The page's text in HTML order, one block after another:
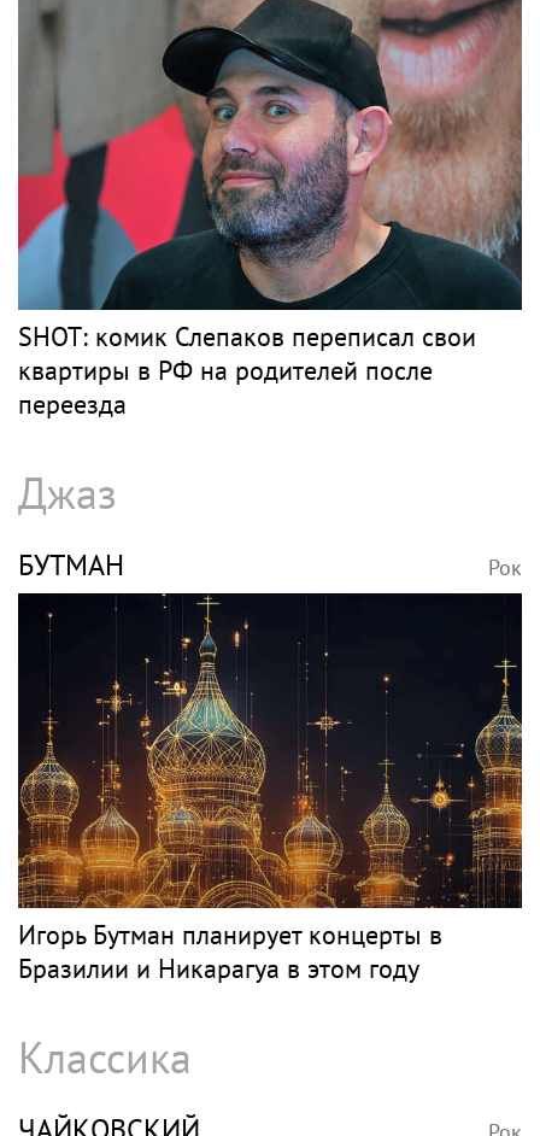
Рэпер Моргенштерн исполнил на концерте
песню Мии Бойки "Базовый минимум"
Барды
РОЗЕНБАУМ Рок
Певец Александр Розенбаум назвал
Любовь Орлову настоящей звездой
СЛЕПАКОВ Рок
SHOT: комик Слепаков переписал свои
квартиры в РФ на родителей после